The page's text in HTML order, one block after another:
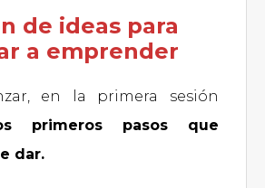
de ideas para
a emprender
en la primera sesión
primeros pasos que
dar.